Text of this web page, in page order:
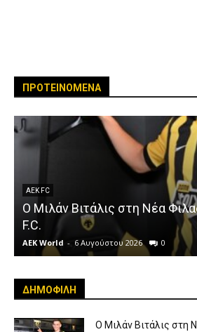
ΠΡΟΤΕΙΝΟΜΕΝΑ
AEK FC
Ο Μιλάν Βιτάλις στη Νέα
F.C.
AEK World - 6 Αυγούστου 2026 0
ΔΗΜΟΦΙΛΗ
Ο Μιλάν Βιτάλις στη